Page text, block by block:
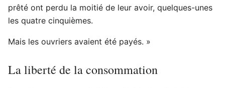
prêté ont perdu la moitié de leur avoir, quelques-unes
les quatre cinquièmes.
Mais les ouvriers avaient été payés. »
La liberté de la consommation